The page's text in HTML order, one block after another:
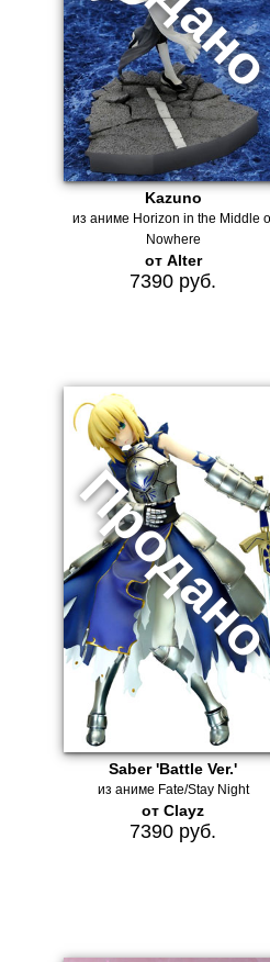
Kazuno
из аниме Horizon in the Middle
Nowhere
от Alter
7390 руб.
Saber 'Battle Ver.'
из аниме Fate/Stay Night
от Clayz
7390 руб.